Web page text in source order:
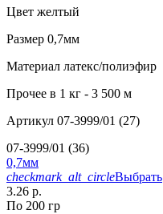
Цвет желтый
Размер 0,7мм
Материал латекс/полиэфир
Прочее в 1 кг - 3 500 м
Артикул 07-3999/01 (27)
07-3999/01 (36)
0,7мм
checkmark_alt_circleВыбрать
3.26 р.
По 200 гр